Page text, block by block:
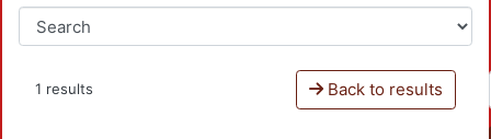
1 results Back to results